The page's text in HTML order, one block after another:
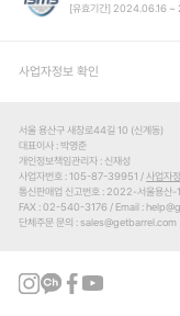
[유효기간] 2024.06.16 ~
사업자정보 확인
서울 용산구 새창로44길 10 (신계동)
대표이사
박영준
개인정보책임관리자
신재성
사업자번호
105-87-39951 /사업자
통신판매업 신고번호
2022-서울용산-
FAX 02-540-3176 Email
단체주문 문의
sales@getbarrel.com